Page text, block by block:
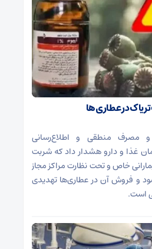
در عطاری‌ها
مصرف منطقی و اطلاع‌رسانی
غذا و دارو هشدار داد که شربت
خاص و تحت نظارت مراکز مجاز
و فروش آن در عطاری‌ها تهدیدی
است.